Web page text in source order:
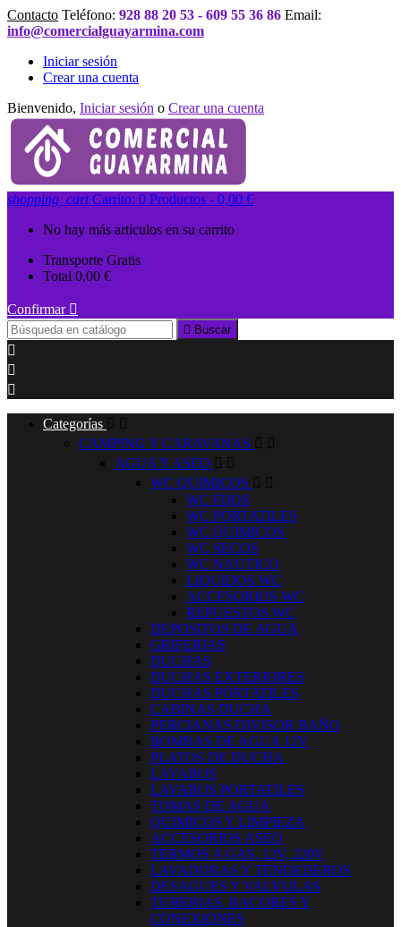
Contacto Teléfono: 928 88 20 53 - 609 55 36 86 Email:
info@comercialguayarmina.com
Iniciar sesión
Crear una cuenta
Bienvenido, Iniciar sesión o Crear una cuenta
shopping_cart Carrito: 0 Productos - 0,00 €
No hay más artículos en su carrito
Transporte Gratis
Total 0,00 €
Confirmar 
 Buscar



Categorías  
CAMPING Y CARAVANAS  
AGUA Y ASEO  
WC QUIMICOS  
WC FIJOS
WC PORTATILES
WC QUIMICOS
WC SECOS
WC NAUTICO
LIQUIDOS WC
ACCESORIOS WC
REPUESTOS WC
DEPOSITOS DE AGUA
GRIFERIAS
DUCHAS
DUCHAS EXTERIORES
DUCHAS PORTATILES
CABINAS DUCHA
PERCIANAS DIVISOR BAÑO
BOMBAS DE AGUA 12V
PLATOS DE DUCHA
LAVABOS
LAVABOS PORTATILES
TOMAS DE AGUA
QUIMICOS Y LIMPIEZA
ACCESORIOS ASEO
TERMOS A GAS, 12V, 220V
LAVADORAS Y TENDEDEROS
DESAGUES Y VALVULAS
TUBERIAS, RACORES Y
CONEXIONES